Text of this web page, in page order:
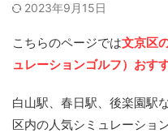
2023年9月15日
こちらのページでは文京区
ュレーションゴルフ）おす
白山駅、春日駅、後楽園駅
区内の人気シミュレーショ